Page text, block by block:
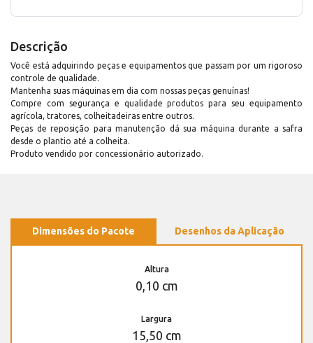
Descrição
Você está adquirindo peças e equipamentos que passam por um rigoroso
controle de qualidade.
Mantenha suas máquinas em dia com nossas peças genuínas!
Compre com segurança e qualidade produtos para seu equipamento
agrícola, tratores, colheitadeiras entre outros.
Peças de reposição para manutenção dá sua máquina durante a safra
desde o plantio até a colheita.
Produto vendido por concessionário autorizado.
Dimensões do Pacote Desenhos da Aplicação
Altura
0,10 cm
Largura
15,50 cm